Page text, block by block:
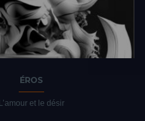
ÉROS
L’amour et le désir